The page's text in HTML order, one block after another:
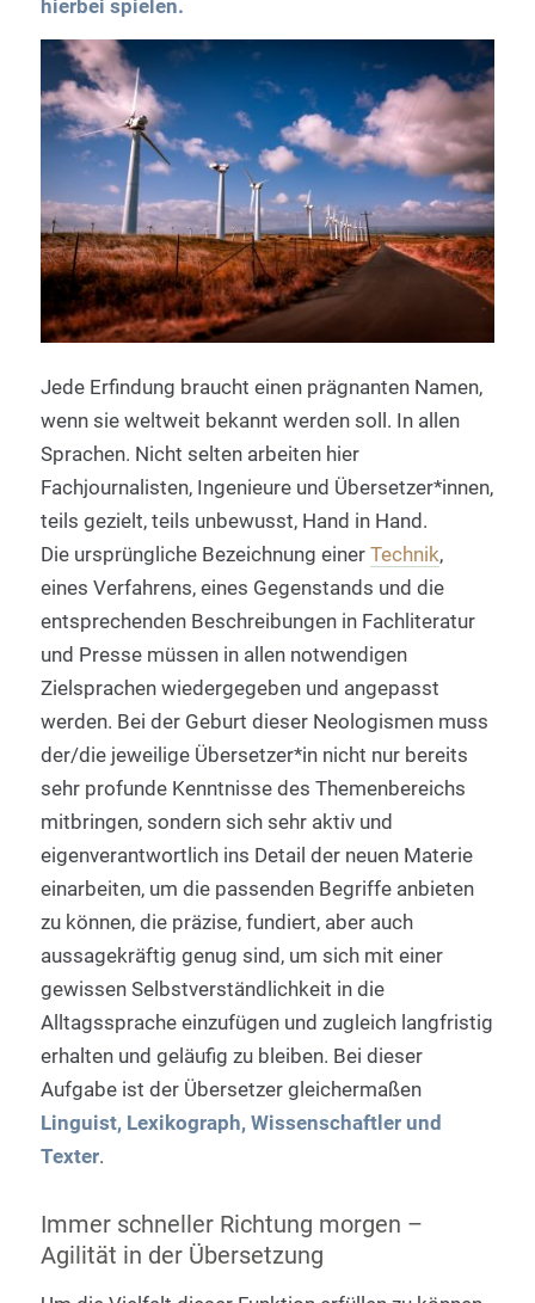
hierbei spielen.
Jede Erfindung braucht einen prägnanten Namen,
wenn sie weltweit bekannt werden soll. In allen
Sprachen. Nicht selten arbeiten hier
Fachjournalisten, Ingenieure und Übersetzer*innen,
teils gezielt, teils unbewusst, Hand in Hand.
Die ursprüngliche Bezeichnung einer Technik,
eines Verfahrens, eines Gegenstands und die
entsprechenden Beschreibungen in Fachliteratur
und Presse müssen in allen notwendigen
Zielsprachen wiedergegeben und angepasst
werden. Bei der Geburt dieser Neologismen muss
der/die jeweilige Übersetzer*in nicht nur bereits
sehr profunde Kenntnisse des Themenbereichs
mitbringen, sondern sich sehr aktiv und
eigenverantwortlich ins Detail der neuen Materie
einarbeiten, um die passenden Begriffe anbieten
zu können, die präzise, fundiert, aber auch
aussagekräftig genug sind, um sich mit einer
gewissen Selbstverständlichkeit in die
Alltagssprache einzufügen und zugleich langfristig
erhalten und geläufig zu bleiben. Bei dieser
Aufgabe ist der Übersetzer gleichermaßen
Linguist, Lexikograph, Wissenschaftler und
Texter.
Immer schneller Richtung morgen –
Agilität in der Übersetzung